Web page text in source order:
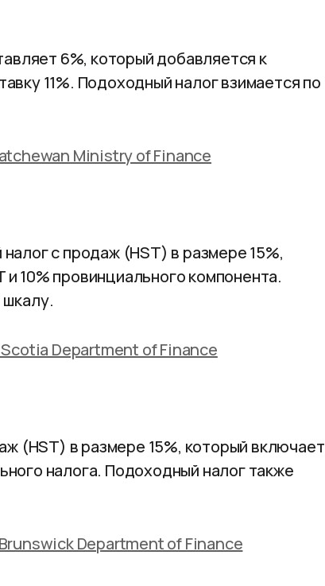
6%, который добавляется к
11%. Подоходный налог взимается по
Ministry of Finance
с продаж (HST) в размере 15%,
10% провинциального компонента.
Scotia Department of Finance
(HST) в размере 15%, который включает
налога. Подоходный налог также
Department of Finance